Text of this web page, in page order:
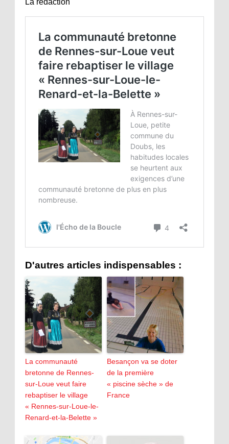
La rédaction
D'autres articles indispensables :
La communauté
bretonne de Rennes-
sur-Loue veut faire
rebaptiser le village
« Rennes-sur-Loue-le-
Renard-et-la-Belette »
Besançon va se doter
de la première
« piscine sèche » de
France